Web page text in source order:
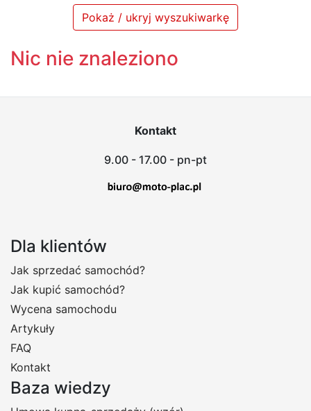
Pokaż / ukryj wyszukiwarkę
Nic nie znaleziono
Kontakt
9.00 - 17.00 - pn-pt
Dla klientów
Jak sprzedać samochód?
Jak kupić samochód?
Wycena samochodu
Artykuły
FAQ
Kontakt
Baza wiedzy